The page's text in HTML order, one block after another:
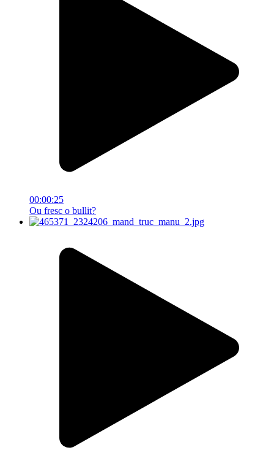
00:00:25
Ou fresc o bullit?